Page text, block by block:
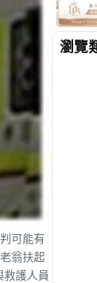
可能有
翁扶起
護人員
瀏覽